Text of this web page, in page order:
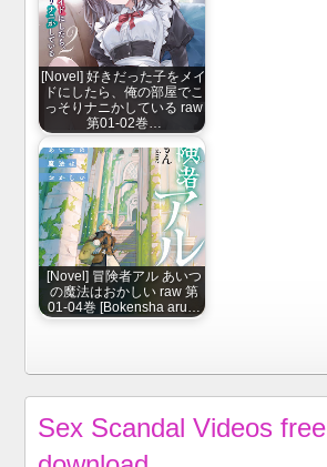
[Novel] 好きだった子をメイ
ドにしたら、俺の部屋でこ
っそりナニかしている raw
第01-02巻…
[Novel] 冒険者アル あいつ
の魔法はおかしい raw 第
01-04巻 [Bokensha aru…
Sex Scandal Videos free